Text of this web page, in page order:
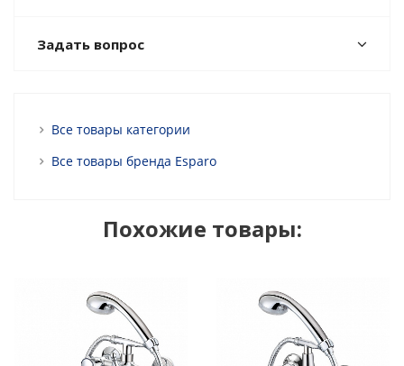
Задать вопрос
Все товары категории
Все товары бренда Esparo
Похожие товары: